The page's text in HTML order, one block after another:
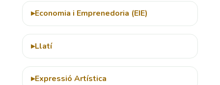
Economia i Emprenedoria (EIE)
Llatí
Expressió Artística